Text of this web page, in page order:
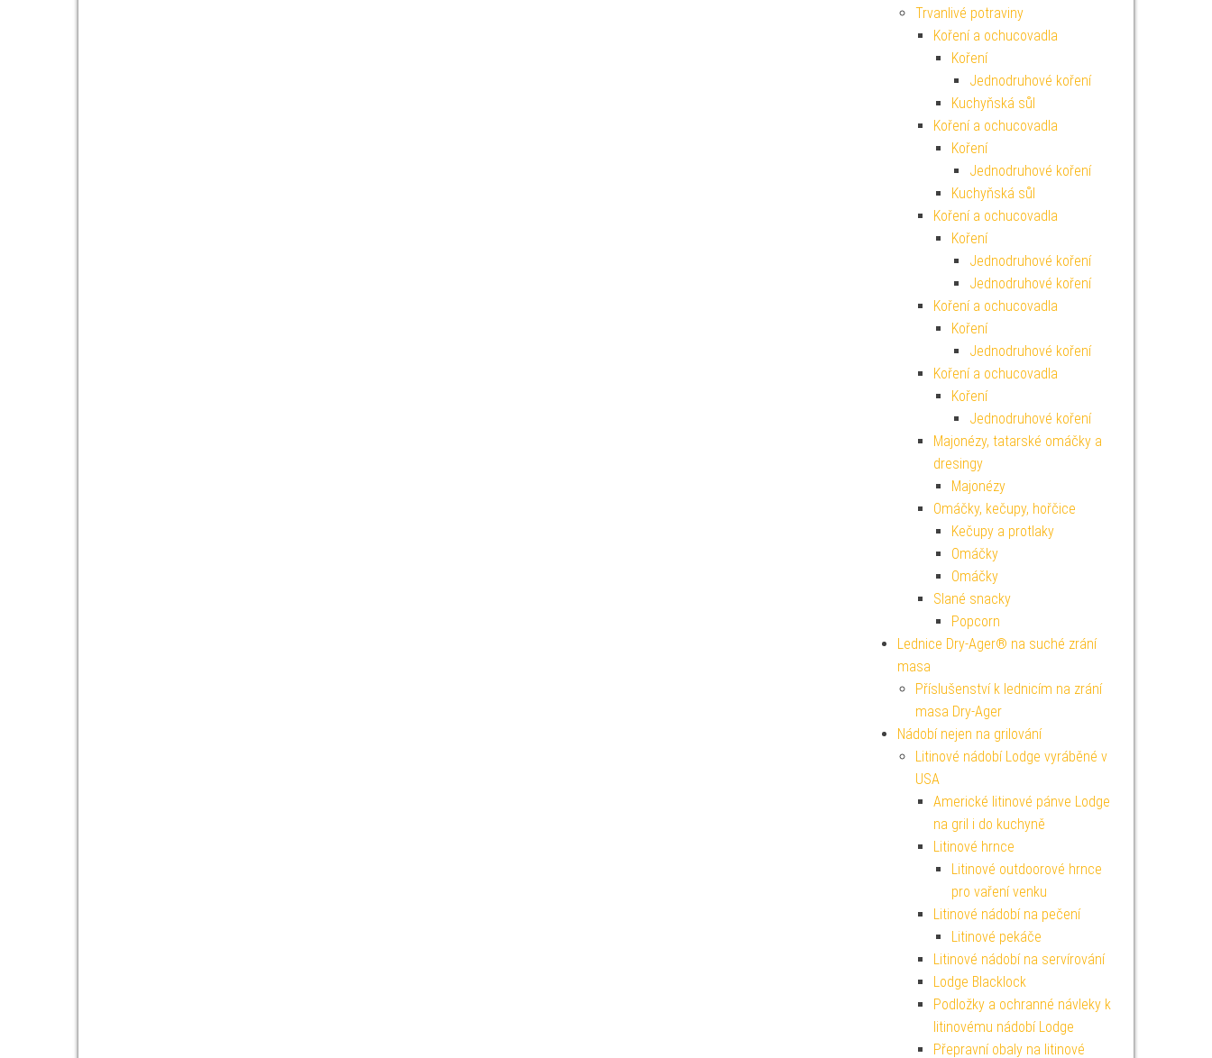
Trvanlivé potraviny
Koření a ochucovadla
Koření
Jednodruhové koření
Kuchyňská sůl
Koření a ochucovadla
Koření
Jednodruhové koření
Kuchyňská sůl
Koření a ochucovadla
Koření
Jednodruhové koření
Jednodruhové koření
Koření a ochucovadla
Koření
Jednodruhové koření
Koření a ochucovadla
Koření
Jednodruhové koření
Majonézy, tatarské omáčky a
dresingy
Majonézy
Omáčky, kečupy, hořčice
Kečupy a protlaky
Omáčky
Omáčky
Slané snacky
Popcorn
Lednice Dry-Ager® na suché zrání
masa
Příslušenství k lednicím na zrání
masa Dry-Ager
Nádobí nejen na grilování
Litinové nádobí Lodge vyráběné v
USA
Americké litinové pánve Lodge
na gril i do kuchyně
Litinové hrnce
Litinové outdoorové hrnce
pro vaření venku
Litinové nádobí na pečení
Litinové pekáče
Litinové nádobí na servírování
Lodge Blacklock
Podložky a ochranné návleky k
litinovému nádobí Lodge
Přepravní obaly na litinové